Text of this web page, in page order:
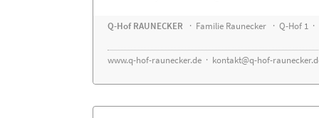
Q-Hof RAUNECKER · Familie Raunecker · Q-Hof 1
www.q-hof-raunecker.de · kontakt@q-hof-